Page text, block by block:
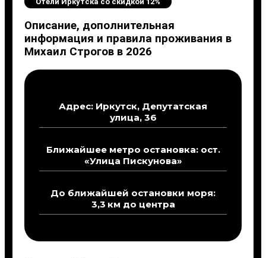
Описание, дополнительная
информация и правила проживания в
Михаил Строгов в 2026
Адрес: Иркутск, Депутатская
улица, 36
Ближайшее метро остановка: ост.
«Улица Пискунова»
До ближайшей остановки моря:
3,3 км до центра